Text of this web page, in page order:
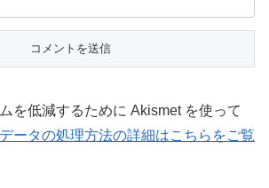
を低減するために Akismet を使って
ータの処理方法の詳細はこちらをご覧